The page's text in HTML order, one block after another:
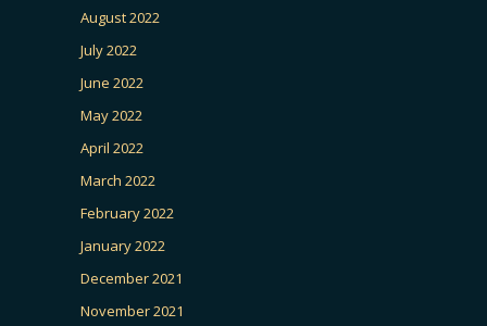
August 2022
July 2022
June 2022
May 2022
April 2022
March 2022
February 2022
January 2022
December 2021
November 2021